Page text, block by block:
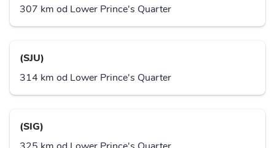
307 km od Lower Prince's Quarter
(SJU)
314 km od Lower Prince's Quarter
(SIG)